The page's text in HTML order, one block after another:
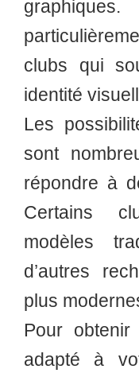
clubs qui
identité
Les
sont
répondre à
Certains
modèles
d’autres
plus
Pour
adapté à